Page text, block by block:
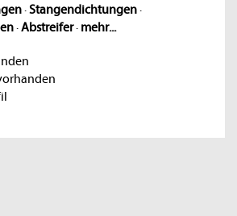
·Stangendichtungen·
·Abstreifer· mehr...